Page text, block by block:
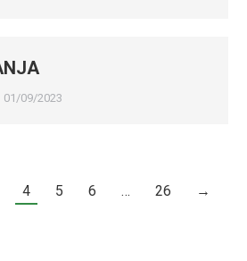
01/09/2023
4 5 6 … 26 →